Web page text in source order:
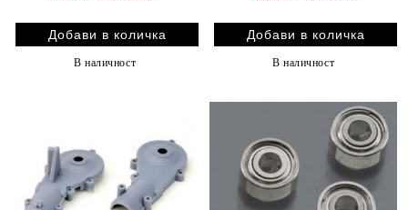
В наличност В наличност